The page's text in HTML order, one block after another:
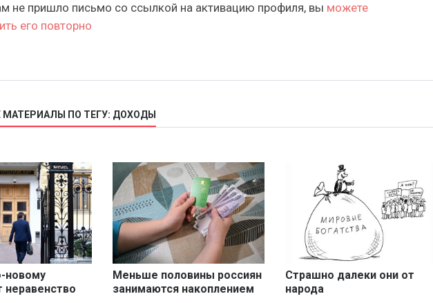
не пришло письмо со ссылкой на активацию профиля, вы можете
его повторно
МАТЕРИАЛЫ ПО ТЕГУ: ДОХОДЫ
новому
неравенство
Меньше половины россиян
занимаются накоплением
Страшно далеки они от
народа